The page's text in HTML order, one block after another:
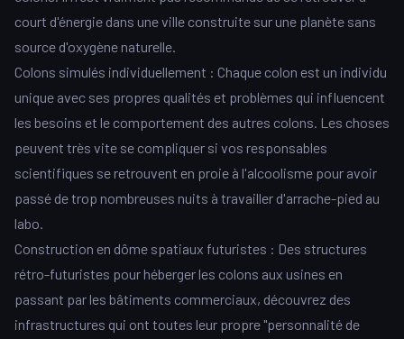
court d'énergie dans une ville construite sur une planète sans
source d'oxygène naturelle.
Colons simulés individuellement : Chaque colon est un individu
unique avec ses propres qualités et problèmes qui influencent
les besoins et le comportement des autres colons. Les choses
peuvent très vite se compliquer si vos responsables
scientifiques se retrouvent en proie à l'alcoolisme pour avoir
passé de trop nombreuses nuits à travailler d'arrache-pied au
labo.
Construction en dôme spatiaux futuristes : Des structures
rétro-futuristes pour héberger les colons aux usines en
passant par les bâtiments commerciaux, découvrez des
infrastructures qui ont toutes leur propre "personnalité de